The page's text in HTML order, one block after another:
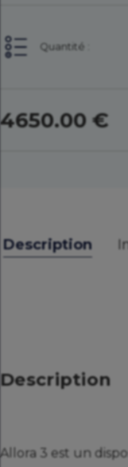
Quantité :
4650.00 €
Description
Description
Allora 3 est un